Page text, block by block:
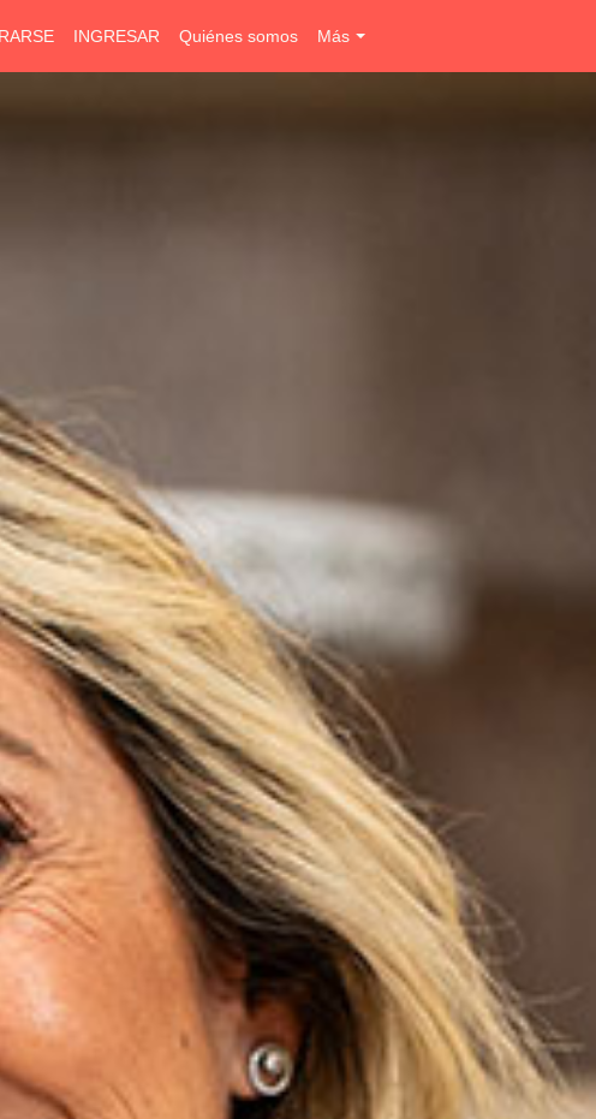
INGRESAR Quiénes somos Más